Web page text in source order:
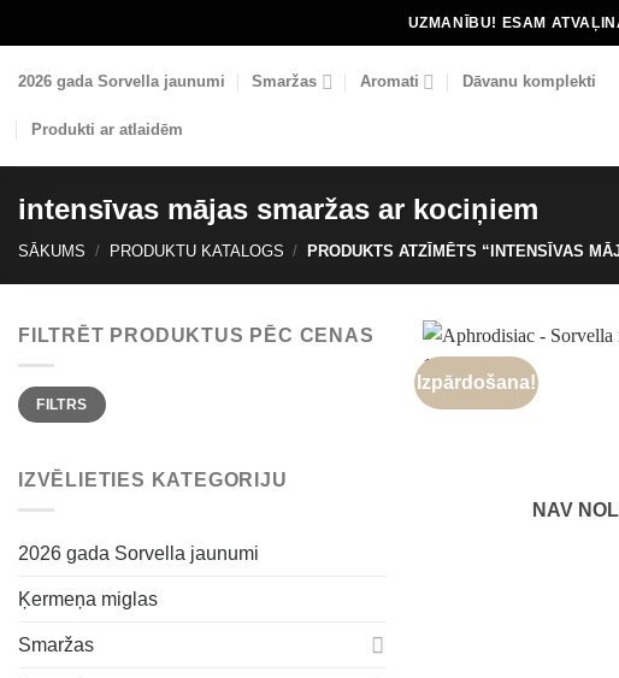
to
content
UZMANĪBU! ESAM
2026 gada Sorvella jaunumi Smaržas Aromati Dāvanu komplekti
Produkti ar atlaidēm
intensīvas mājas smaržas ar kociņiem
SĀKUMS / PRODUKTU KATALOGS / PRODUKTS ATZĪMĒTS “INTENSĪVAS
FILTRĒT PRODUKTUS PĒC CENAS
Min.
cena
Maks.
cenaFILTRS
IZVĒLIETIES KATEGORIJU
2026 gada Sorvella jaunumi
Ķermeņa miglas
Smaržas
Izpārdošana!
NAV